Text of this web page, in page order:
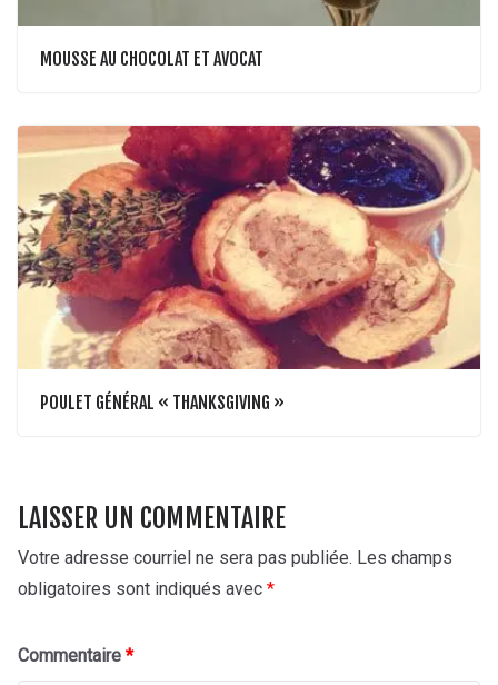
MOUSSE AU CHOCOLAT ET AVOCAT
POULET GÉNÉRAL « THANKSGIVING »
LAISSER UN COMMENTAIRE
Votre adresse courriel ne sera pas publiée. Les champs
obligatoires sont indiqués avec *
Commentaire *